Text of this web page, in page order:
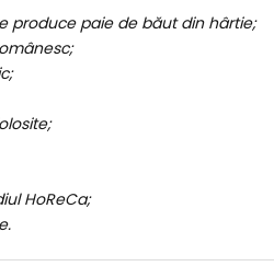
produce paie de băut din hârtie;
HoReCa;